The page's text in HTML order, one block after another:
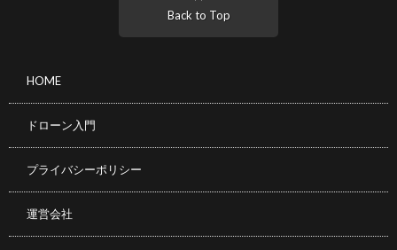
Back to Top
HOME
ドローン入門
プライバシーポリシー
運営会社